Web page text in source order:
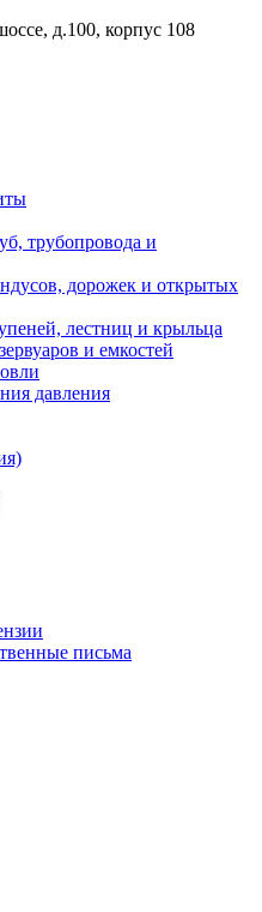
д.100, корпус 108
трубопровода и
дорожек и открытых
лестниц и крыльца
и емкостей
давления
письма